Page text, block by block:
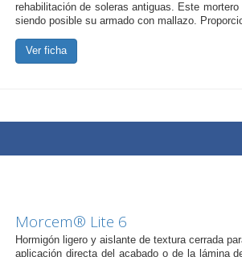
rehabilitación de soleras antiguas. Este
siendo posible su armado con mallazo.
Ver ficha
Morcem® Lite 6
Hormigón ligero y aislante de textura cerrada
aplicación directa del acabado o de la lámina